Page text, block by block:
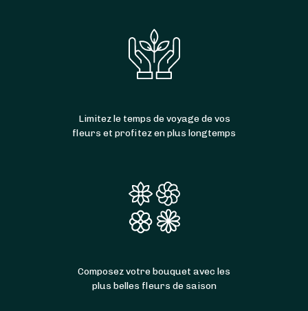
Limitez le temps de voyage de vos
fleurs et profitez en plus longtemps
Composez votre bouquet avec les
plus belles fleurs de saison